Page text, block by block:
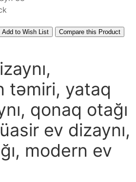
Add to Wish List Compare this Product
təmiri, yataq
qonaq otağı
ev dizaynı,
modern ev